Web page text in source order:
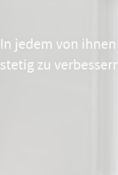
In jedem von
stetig zu